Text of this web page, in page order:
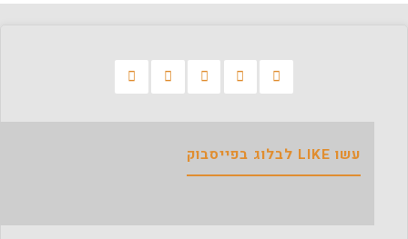
עשו LIKE לבלוג בפייסבוק